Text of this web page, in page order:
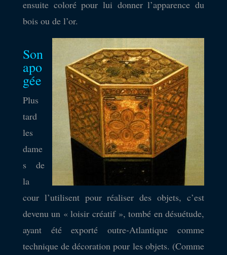
ensuite coloré pour lui donner l’apparence du
bois ou de l’or.
Son
apo
gée
Plus
tard
les
dame
s de
la
cour l’utilisent pour réaliser des objets, c’est
devenu un « loisir créatif », tombé en désuétude,
ayant été exporté outre-Atlantique comme
technique de décoration pour les objets. (Comme